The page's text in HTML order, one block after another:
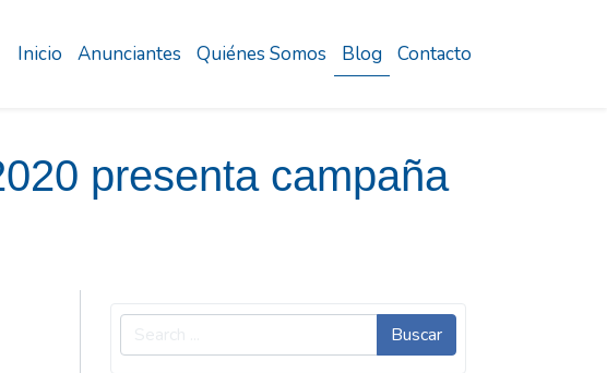
Inicio Anunciantes Quiénes Somos Blog Contacto
presenta campaña
Buscar